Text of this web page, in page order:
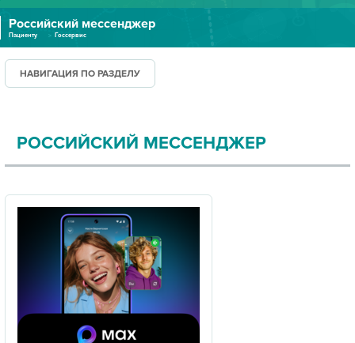
УСЛУГИ И ЦЕНЫ
ПАЦИЕНТУ
ПРАВОВАЯ ИНФОРМАЦИЯ
Российский мессенджер
Пациенту Госсервис
НАВИГАЦИЯ ПО РАЗДЕЛУ
РОССИЙСКИЙ МЕССЕНДЖЕР